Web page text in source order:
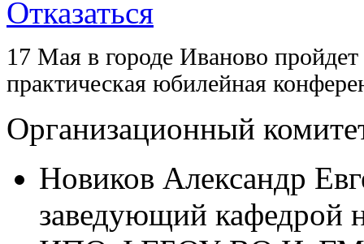
Отказаться
17 Мая в городе Иваново
практическая юбилейная
Организационный
Новиков Александр
заведующий кафедрой